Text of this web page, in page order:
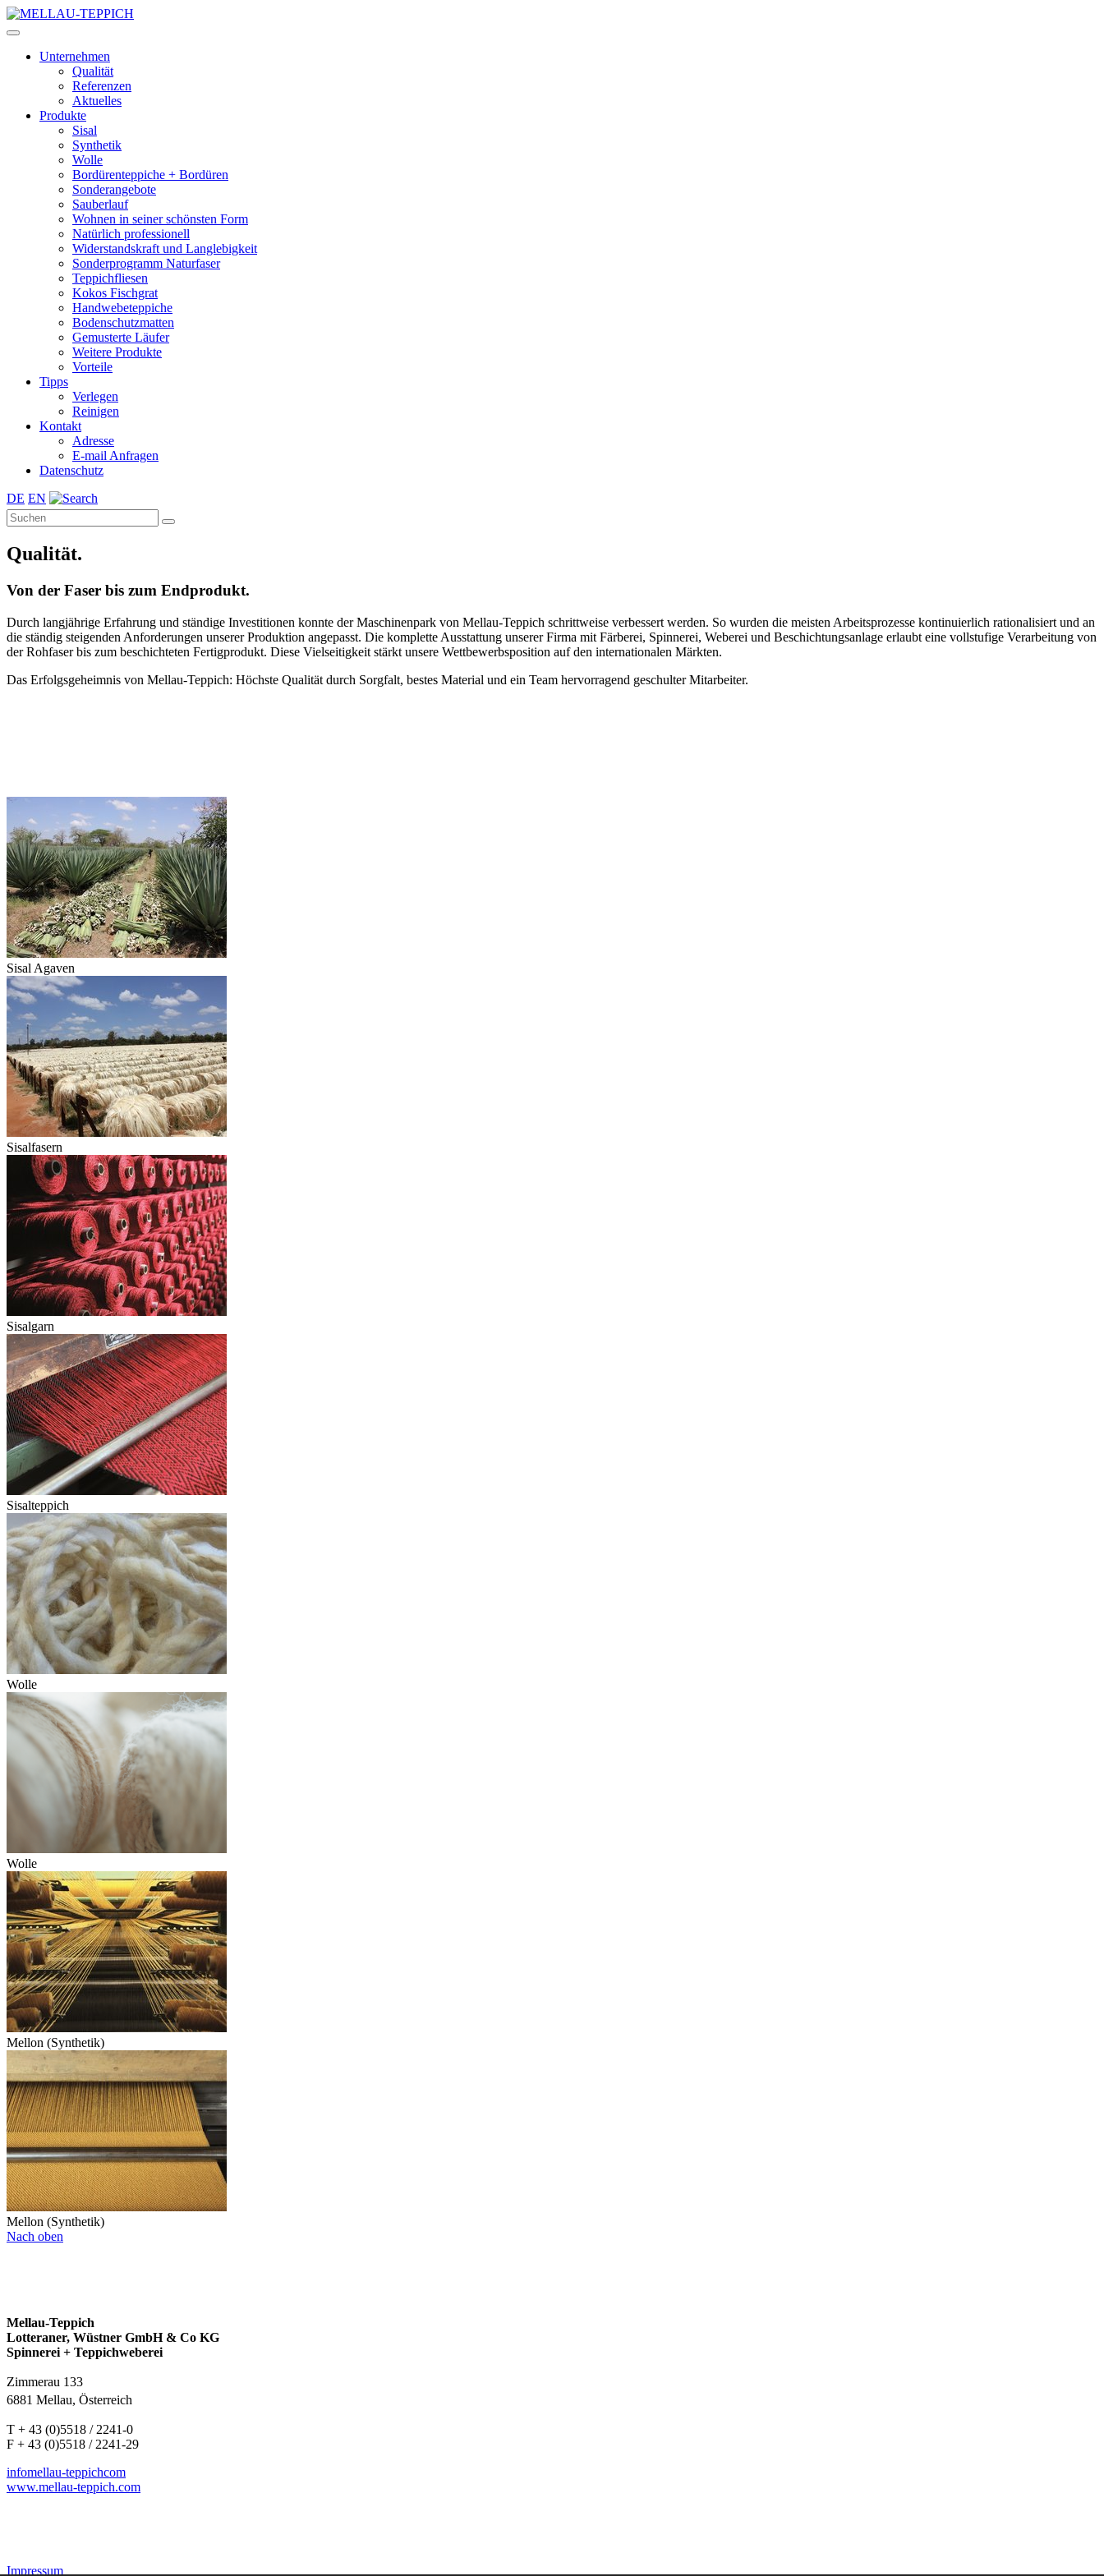
Unternehmen
Qualität
Referenzen
Aktuelles
Produkte
Sisal
Synthetik
Wolle
Bordürenteppiche + Bordüren
Sonderangebote
Sauberlauf
Wohnen in seiner schönsten Form
Natürlich professionell
Widerstandskraft und Langlebigkeit
Sonderprogramm Naturfaser
Teppichfliesen
Kokos Fischgrat
Handwebeteppiche
Bodenschutzmatten
Gemusterte Läufer
Weitere Produkte
Vorteile
Tipps
Verlegen
Reinigen
Kontakt
Adresse
E-mail Anfragen
Datenschutz
DE EN
Qualität.
Von der Faser bis zum Endprodukt.
Durch langjährige Erfahrung und ständige Investitionen konnte der Maschinenpark von Mellau-Teppich schrittweise verbessert werden. So wurden die meisten Arbeitsprozesse kontinuierlich rationalisiert und an
die ständig steigenden Anforderungen unserer Produktion angepasst. Die komplette Ausstattung unserer Firma mit Färberei, Spinnerei, Weberei und Beschichtungsanlage erlaubt eine vollstufige Verarbeitung von
der Rohfaser bis zum beschichteten Fertigprodukt. Diese Vielseitigkeit stärkt unsere Wettbewerbsposition auf den internationalen Märkten.
Das Erfolgsgeheimnis von Mellau-Teppich: Höchste Qualität durch Sorgfalt, bestes Material und ein Team hervorragend geschulter Mitarbeiter.
Sisal Agaven
Sisalfasern
Sisalgarn
Sisalteppich
Wolle
Wolle
Mellon (Synthetik)
Mellon (Synthetik)
Nach oben
Mellau-Teppich
Lotteraner, Wüstner GmbH & Co KG
Spinnerei + Teppichweberei
Zimmerau 133
6881 Mellau, Österreich
T + 43 (0)5518 / 2241-0
F + 43 (0)5518 / 2241-29
infomellau-teppichcom
www.mellau-teppich.com
Impressum